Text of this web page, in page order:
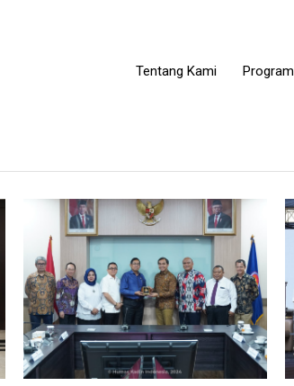
Tentang Kami Program